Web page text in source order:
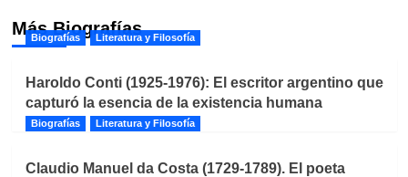
Más Biografías
Biografías Literatura y Filosofía
Haroldo Conti (1925-1976): El escritor argentino que
capturó la esencia de la existencia humana
Biografías Literatura y Filosofía
Claudio Manuel da Costa (1729-1789). El poeta